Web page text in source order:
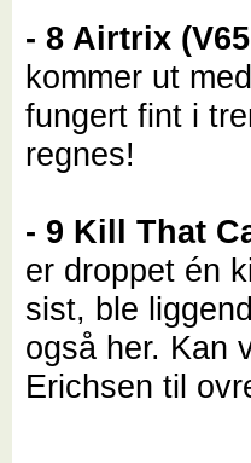
- 8 Airtrix
kommer ut
fungert fint i
regnes!
- 9 Kill That
er droppet én
sist, ble
også her. Kan
Erichsen til